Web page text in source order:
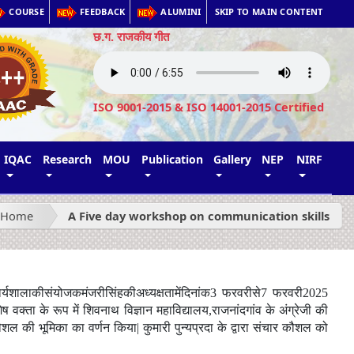
COURSE FEEDBACK ALUMINI SKIP TO MAIN CONTENT
छ.ग. राजकीय गीत
ISO 9001-2015 & ISO 14001-2015 Certified
IQAC Research MOU Publication Gallery NEP NIRF
Home A Five day workshop on communication skills
कीसंयोजकमंजरीसिंहकीअध्यक्षतामेंदिनांक3फरवरीसे7फरवरी2025
वक्ता के रूप में शिवनाथ विज्ञान महाविद्यालय,राजनांदगांव के अंग्रेजी की
की भूमिका का वर्णन किया|कुमारी पुन्यप्रदा के द्वारा संचार कौशल को